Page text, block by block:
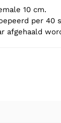
10 cm.
per 40
afgehaald